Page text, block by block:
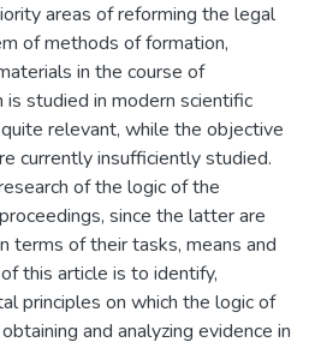
areas of reforming the legal
of methods of formation,
in the course of
studied in modern scientific
relevant, while the objective
currently insufficiently studied.
of the logic of the
since the latter are
terms of their tasks, means and
this article is to identify,
principles on which the logic of
and analyzing evidence in